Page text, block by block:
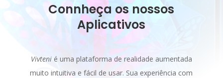
Connheça os nossos
Aplicativos
Vivtenié uma plataforma de realidade aumentada
muito intuitiva e fácil de usar. Sua experiência com